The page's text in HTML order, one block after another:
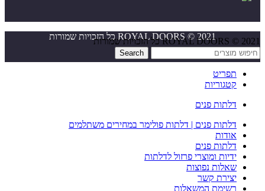
ROYAL DOORS © 2021 כל הזכויות שמורות
ROYAL DOORS © 2021 כל הזכויות שמורות
Search
תפריט
קטגוריות
דלתות פנים
דלתות פנים | דלתות פולימר במחירים משתלמים
אודות
דלתות פנים
ידיות ומוצרי פרזול לדלתות
שאלות נפוצות
יצירת קשר
רשימת המשאלות